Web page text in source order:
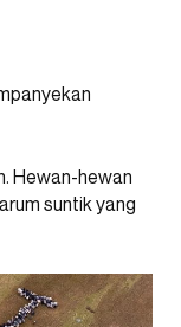
Hewan-hewan
suntik yang